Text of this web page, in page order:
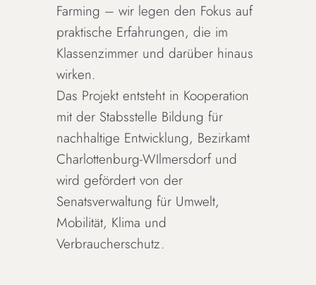
Farming – wir legen den Fokus auf
praktische Erfahrungen, die im
Klassenzimmer und darüber hinaus
wirken.
Das Projekt entsteht in Kooperation
mit der Stabsstelle Bildung für
nachhaltige Entwicklung, Bezirkamt
Charlottenburg-WIlmersdorf und
wird gefördert von der
Senatsverwaltung für Umwelt,
Mobilität, Klima und
Verbraucherschutz.